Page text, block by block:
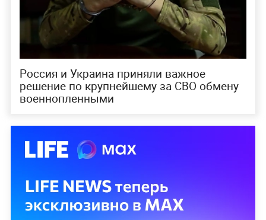
Россия и Украина приняли важное
решение по крупнейшему за СВО обмену
военнопленными